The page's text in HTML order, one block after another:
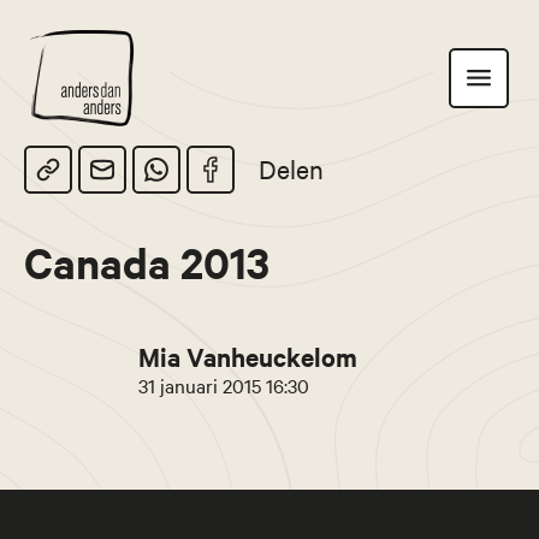
Anders
dan
Anders
Toon
navigatie
Delen
Canada 2013
Mia Vanheuckelom
31 januari 2015 16:30